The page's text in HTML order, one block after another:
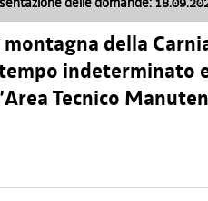
della
tempo indeterminato
Tecnico